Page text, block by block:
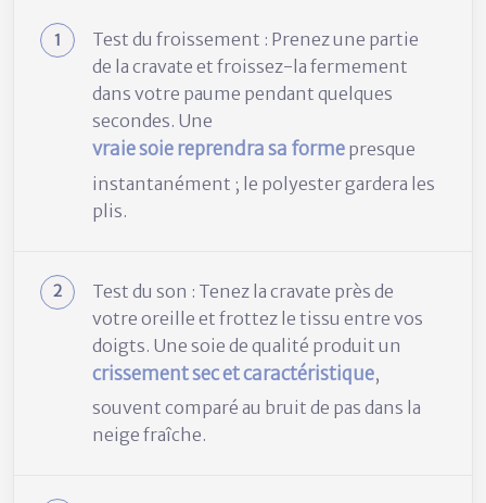
Test du froissement : Prenez une partie
de la cravate et froissez-la fermement
dans votre paume pendant quelques
secondes. Une
vraie soie reprendra sa forme presque
instantanément ; le polyester gardera les
plis.
Test du son : Tenez la cravate près de
votre oreille et frottez le tissu entre vos
doigts. Une soie de qualité produit un
crissement sec et caractéristique,
souvent comparé au bruit de pas dans la
neige fraîche.